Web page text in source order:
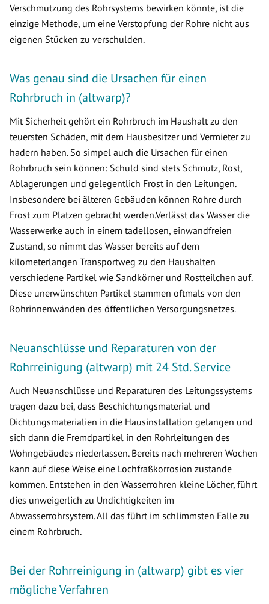
Verschmutzung des Rohrsystems bewirken könnte, ist die
einzige Methode, um eine Verstopfung der Rohre nicht aus
eigenen Stücken zu verschulden.
Was genau sind die Ursachen für einen
Rohrbruch in (altwarp)?
Mit Sicherheit gehört ein Rohrbruch im Haushalt zu den
teuersten Schäden, mit dem Hausbesitzer und Vermieter zu
hadern haben. So simpel auch die Ursachen für einen
Rohrbruch sein können: Schuld sind stets Schmutz, Rost,
Ablagerungen und gelegentlich Frost in den Leitungen.
Insbesondere bei älteren Gebäuden können Rohre durch
Frost zum Platzen gebracht werden.Verlässt das Wasser die
Wasserwerke auch in einem tadellosen, einwandfreien
Zustand, so nimmt das Wasser bereits auf dem
kilometerlangen Transportweg zu den Haushalten
verschiedene Partikel wie Sandkörner und Rostteilchen auf.
Diese unerwünschten Partikel stammen oftmals von den
Rohrinnenwänden des öffentlichen Versorgungsnetzes.
Neuanschlüsse und Reparaturen von der
Rohrreinigung (altwarp) mit 24 Std. Service
Auch Neuanschlüsse und Reparaturen des Leitungssystems
tragen dazu bei, dass Beschichtungsmaterial und
Dichtungsmaterialien in die Hausinstallation gelangen und
sich dann die Fremdpartikel in den Rohrleitungen des
Wohngebäudes niederlassen. Bereits nach mehreren Wochen
kann auf diese Weise eine Lochfraßkorrosion zustande
kommen. Entstehen in den Wasserrohren kleine Löcher, führt
dies unweigerlich zu Undichtigkeiten im
Abwasserrohrsystem. All das führt im schlimmsten Falle zu
einem Rohrbruch.
Bei der Rohrreinigung in (altwarp) gibt es vier
mögliche Verfahren